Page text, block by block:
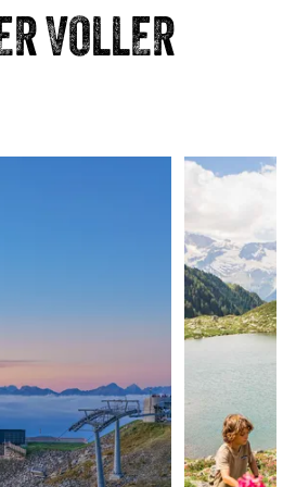
LEICHT
6.48 km
2:40 h
VOLLER